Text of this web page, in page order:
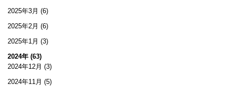
2025年3月 (6)
2025年2月 (6)
2025年1月 (3)
2024年 (63)
2024年12月 (3)
2024年11月 (5)